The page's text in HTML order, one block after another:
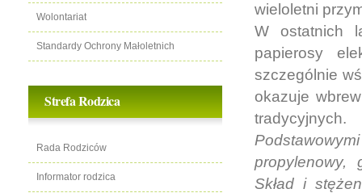
wieloletni
W ostatnich
papierosy
szczególnie
okazuje
tradycyjnych.
propylenowy,
Skład i
Wolontariat
Standardy Ochrony Małoletnich
Strefa Rodzica
Rada Rodziców
Informator rodzica